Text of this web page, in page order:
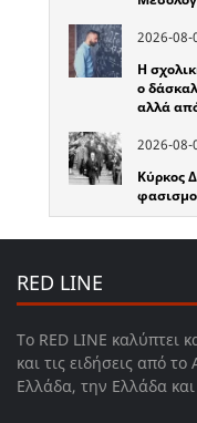
2026-08-
Η
ο
αλλά
2026-08-
Κύρκος
RED LINE
Το RED LINE καλύπτει
και τις ειδήσεις από το
Ελλάδα, την Ελλάδα